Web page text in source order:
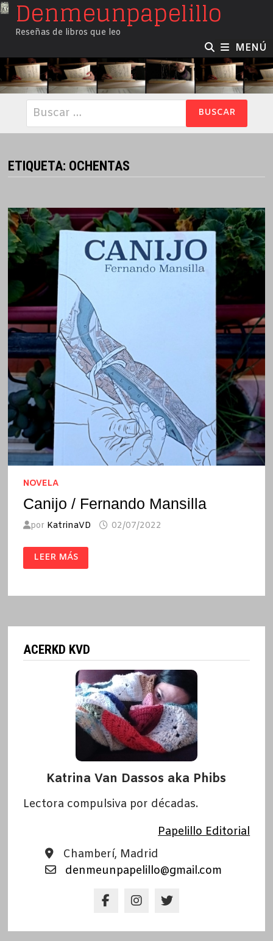
SaltarDenmeunpapelillo
Reseñas de libros que leo
MENÚ
Buscar:
ETIQUETA: OCHENTAS
NOVELA
Canijo / Fernando Mansilla
por KatrinaVD 02/07/2022
CANIJO
/
FERNANDO
LEER MÁS
ACERKD KVD
Katrina Van Dassos aka Phibs
Lectora compulsiva por décadas.
Papelillo Editorial
Chamberí, Madrid
denmeunpapelillo@gmail.com